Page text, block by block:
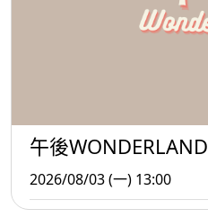
午後WONDERLAND
2026/08/03 (一) 13:00